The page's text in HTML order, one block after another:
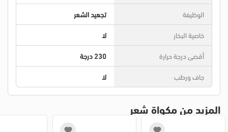
الوظيفة
تجعيد الشعر
خاصية البخار
لا
أقصى درجة حرارة
230 درجة
جاف ورطب
لا
المزيد من مكواة شعر